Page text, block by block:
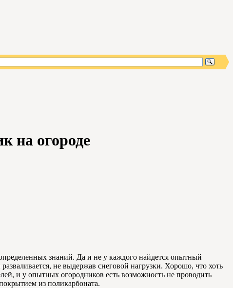
на огороде
знаний. Да и не у каждого найдется опытный
не выдержав снеговой нагрузки. Хорошо, что хоть
и у опытных огородников есть возможность не проводить
из поликарбоната.